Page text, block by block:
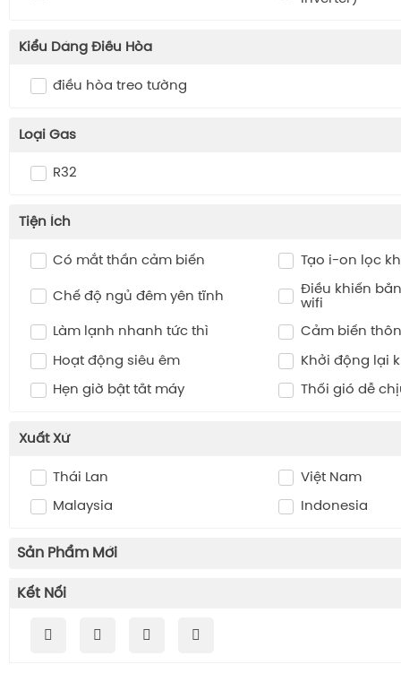
Kiểu Dáng Điều Hòa
điều hòa treo tường
Loại Gas
R32
Tiện Ích
Có mắt thần cảm biến Tạo i-on lọc
Chế độ ngủ đêm yên tĩnh
Điều khiển
wifi
Làm lạnh nhanh tức thì
Cảm biến
Hoạt động siêu êm Khởi động lại
Hẹn giờ bật tắt máy Thổi gió dễ
Xuất Xứ
Thái Lan Việt Nam
Malaysia Indonesia
Sản Phẩm Mới
Kết Nối